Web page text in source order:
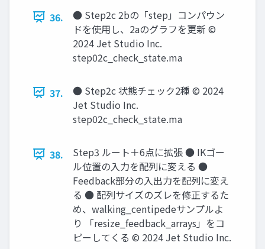
36.
● Step2c 2bの「step」コンパウン
ドを使用し、2aのグラフを更新 ©
2024 Jet Studio Inc.
step02c_check_state.ma
37.
● Step2c 状態チェック2種 © 2024
Jet Studio Inc.
step02c_check_state.ma
38.
Step3 ルート＋6点に拡張 ● IKゴー
ル位置の入力を配列に変える ●
Feedback部分の入出力を配列に変え
る ● 配列サイズのズレを修正するた
め、walking_centipedeサンプルよ
り 「resize_feedback_arrays」をコ
ピーしてくる © 2024 Jet Studio Inc.